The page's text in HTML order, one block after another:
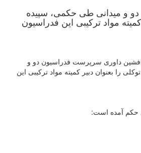
و میدانی طی حکمی، سپیده
مواد ترکیبی این فدراسیون
داوری سرپرست فدراسیون دو و
را بعنوان دبیر کمیته مواد ترکیبی این
حکم آمده است: